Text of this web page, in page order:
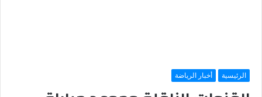
الرئيسية أخبار الرياضة